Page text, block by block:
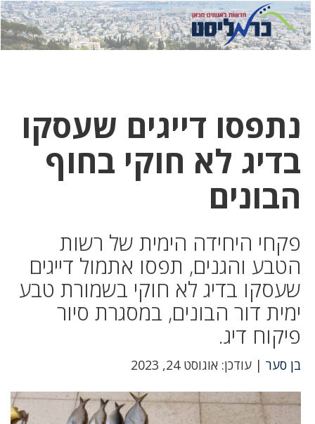
לחץ
כאן
לחץ
כדי
נתפסו דייגים שעסקו
בדיג לא חוקי בחוף
הבונים
פקחי היחידה הימית של רשות
הטבע והגנים, תפסו אתמול דייגים
שעסקו בדיג לא חוקי בשמורת טבע
ימית דור הבונים, במסגרת סיור
פיקוח דיג.
בן סער | עודכן: אוגוסט 24, 2023